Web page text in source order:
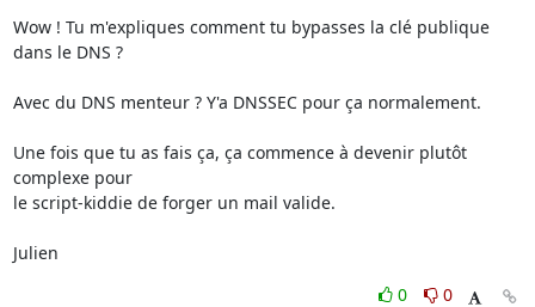
Wow ! Tu m'expliques comment tu bypasses la clé publique
dans le DNS ?
Avec du DNS menteur ? Y'a DNSSEC pour ça normalement.
Une fois que tu as fais ça, ça commence à devenir plutôt
complexe pour
le script-kiddie de forger un mail valide.
Julien
0
0